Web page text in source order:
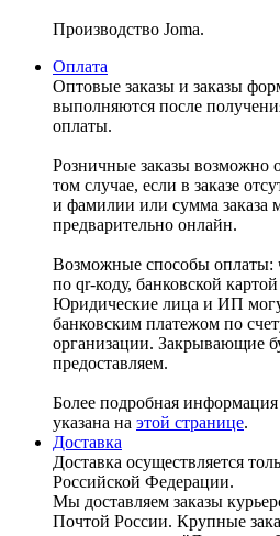
Производство Joma.
Оплата
Оптовые заказы и заказы
выполняются после
оплаты.
Розничные заказы возможно
том случае, если в заказе
и фамилии или сумма заказа
предварительно онлайн.
Возможные способы оплаты:
по qr-коду, банковской
Юридические лица и ИП
банковским платежом по
организации. Закрывающие
предоставляем.
Более подробная
указана на этой странице.
Доставка
Доставка осуществляется
Российской Федерации.
Мы доставляем заказы
Почтой России. Крупные